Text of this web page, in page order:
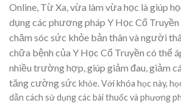
Online, Từ Xa, vừa làm vừa học là giúp
dụng các phương pháp Y Học Cổ
chăm sóc sức khỏe bản thân và người
chữa bệnh của Y Học Cổ Truyền có thể
nhiều trường hợp, giúp giảm đau, giảm
tăng cường sức khỏe. Với khóa học này,
dẫn cách sử dụng các bài thuốc và phương